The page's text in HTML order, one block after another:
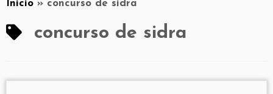
Inicio » concurso de sidra
concurso de sidra